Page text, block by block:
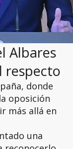
Albares
respecto
donde
oposición
más allá en
una